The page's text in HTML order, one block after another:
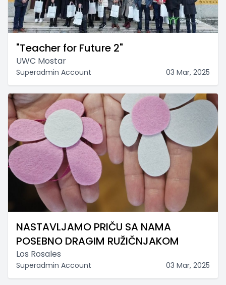
"Teacher for Future 2"
UWC Mostar
Superadmin Account 03 Mar, 2025
NASTAVLJAMO PRIČU SA NAMA
POSEBNO DRAGIM RUŽIČNJAKOM
Los Rosales
Superadmin Account 03 Mar, 2025